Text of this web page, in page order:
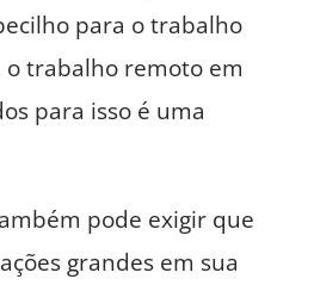
para o trabalho
o trabalho remoto em
para isso é uma
pode exigir que
grandes em sua